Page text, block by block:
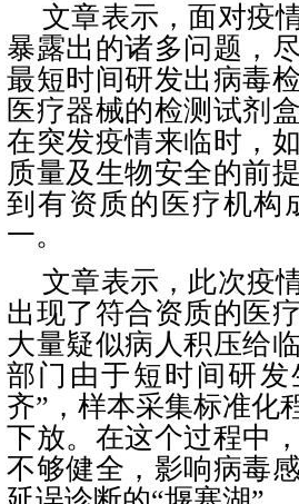
文章表示，面对疫
暴露出的诸多问题，
最短时间研发出病毒
医疗器械的检测试剂
在突发疫情来临时，
质量及生物安全的前
到有资质的医疗机构
一。
文章表示，此次疫
出现了符合资质的医
大量疑似病人积压给
部门由于短时间研
齐”，样本采集标准化
下放。在这个过程中
不够健全，影响病毒